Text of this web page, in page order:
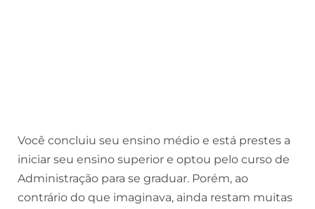
Você concluiu seu ensino médio e está prestes a
iniciar seu ensino superior e optou pelo curso de
Administração para se graduar. Porém, ao
contrário do que imaginava, ainda restam muitas